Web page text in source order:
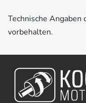
Technische
vorbehalten.